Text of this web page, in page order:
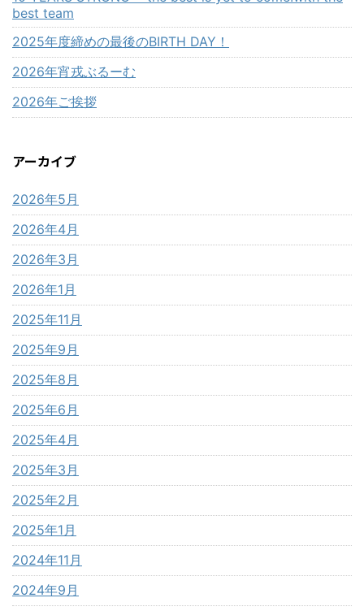
best team
2025年度締めの最後のBIRTH DAY！
2026年宵戎ぶるーむ
2026年ご挨拶
アーカイブ
2026年5月
2026年4月
2026年3月
2026年1月
2025年11月
2025年9月
2025年8月
2025年6月
2025年4月
2025年3月
2025年2月
2025年1月
2024年11月
2024年9月